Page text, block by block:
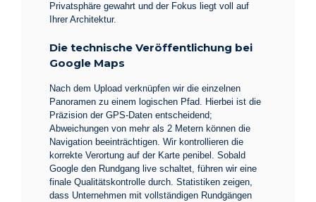
Privatsphäre gewahrt und der Fokus liegt voll auf
Ihrer Architektur.
Die technische Veröffentlichung bei
Google Maps
Nach dem Upload verknüpfen wir die einzelnen
Panoramen zu einem logischen Pfad. Hierbei ist die
Präzision der GPS-Daten entscheidend;
Abweichungen von mehr als 2 Metern können die
Navigation beeinträchtigen. Wir kontrollieren die
korrekte Verortung auf der Karte penibel. Sobald
Google den Rundgang live schaltet, führen wir eine
finale Qualitätskontrolle durch. Statistiken zeigen,
dass Unternehmen mit vollständigen Rundgängen